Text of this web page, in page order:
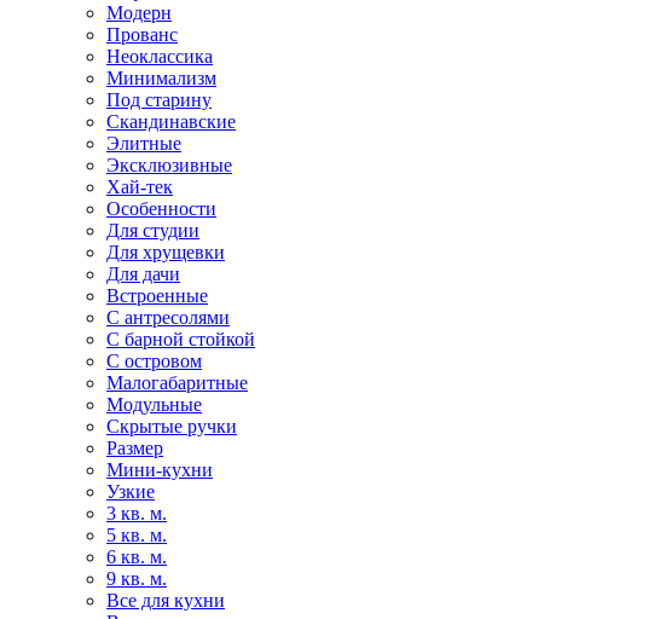
Модерн
Прованс
Неоклассика
Минимализм
Под старину
Скандинавские
Элитные
Эксклюзивные
Хай-тек
Особенности
Для студии
Для хрущевки
Для дачи
Встроенные
С антресолями
С барной стойкой
С островом
Малогабаритные
Модульные
Скрытые ручки
Размер
Мини-кухни
Узкие
3 кв. м.
5 кв. м.
6 кв. м.
9 кв. м.
Все для кухни